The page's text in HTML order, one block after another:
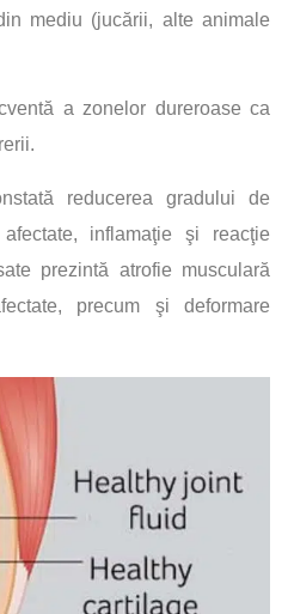
mediu (jucării, alte animale
a zonelor dureroase ca
reducerea gradului de
inflamaţie şi reacţie
prezintă atrofie musculară
precum şi deformare